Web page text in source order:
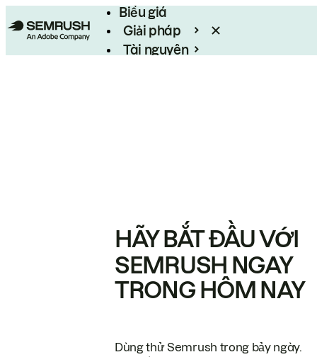
Biểu giá
Giải pháp
Tài nguyên
HÃY BẮT ĐẦU VỚI
SEMRUSH NGAY
TRONG HÔM NAY
Dùng thử Semrush trong bảy ngày.